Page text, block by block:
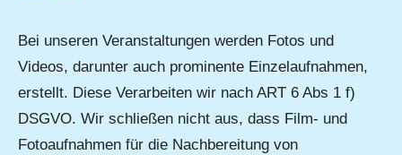
Bei unseren Veranstaltungen werden Fotos und
Videos, darunter auch prominente Einzelaufnahmen,
erstellt. Diese Verarbeiten wir nach ART 6 Abs 1 f)
DSGVO. Wir schließen nicht aus, dass Film- und
Fotoaufnahmen für die Nachbereitung von